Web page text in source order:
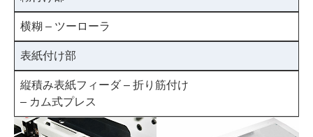
横糊 – ツーローラ
表紙付け部
縦積み表紙フィーダ – 折り筋付け
– カム式プレス